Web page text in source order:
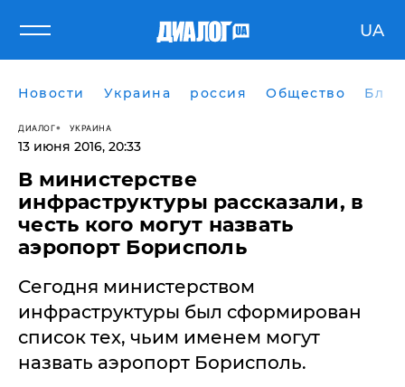
UA
Новости Украина россия Общество
ДИАЛОГ УКРАИНА
13 июня 2016, 20:33
В министерстве
инфраструктуры рассказали, в
честь кого могут назвать
аэропорт Борисполь
Сегодня министерством
инфраструктуры был сформирован
список тех, чьим именем могут
назвать аэропорт Борисполь.